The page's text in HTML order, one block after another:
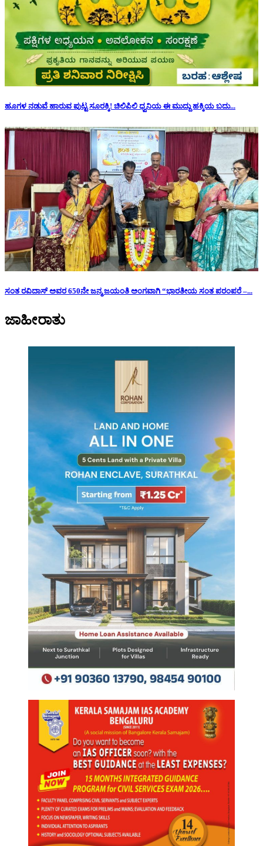
ಹೂಗಳ ನಡುವೆ ಹಾರುವ ಪುಟ್ಟ ಸೂರಕ್ಕಿ! ಚಿಲಿಪಿಲಿ ಧ್ವನಿಯ ಈ ಮುದ್ದು ಹಕ್ಕಿಯ ಬದು...
ಸಂತ ರವಿದಾಸ್ ಅವರ 650ನೇ ಜನ್ಮ ಜಯಂತಿ ಅಂಗವಾಗಿ “ಭಾರತೀಯ ಸಂತ ಪರಂಪರೆ –...
ಜಾಹೀರಾತು